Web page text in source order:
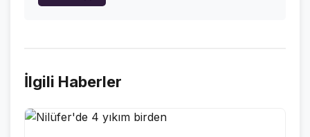
İlgili Haberler